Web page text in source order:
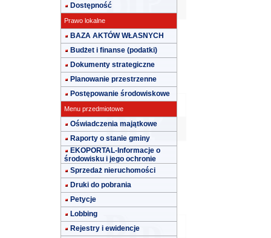
Dostępność
Prawo lokalne
BAZA AKTÓW WŁASNYCH
Budżet i finanse (podatki)
Dokumenty strategiczne
Planowanie przestrzenne
Postępowanie środowiskowe
Menu przedmiotowe
Oświadczenia majątkowe
Raporty o stanie gminy
EKOPORTAL-Informacje o
środowisku i jego ochronie
Sprzedaż nieruchomości
Druki do pobrania
Petycje
Lobbing
Rejestry i ewidencje